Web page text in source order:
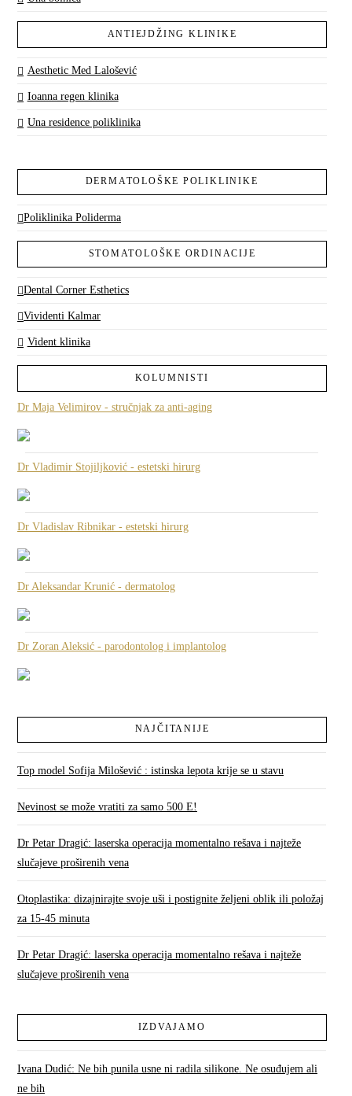
ANTIEJDŽING KLINIKE
Aesthetic Med Lalošević
Ioanna regen klinika
Una residence poliklinika
DERMATOLOŠKE POLIKLINIKE
Poliklinika Poliderma
STOMATOLOŠKE ORDINACIJE
Dental Corner Esthetics
Vividenti Kalmar
Vident klinika
KOLUMNISTI
Dr Maja Velimirov - stručnjak za anti-aging
Dr Vladimir Stojiljković - estetski hirurg
Dr Vladislav Ribnikar - estetski hirurg
Dr Aleksandar Krunić - dermatolog
Dr Zoran Aleksić - parodontolog i implantolog
NAJČITANIJE
Top model Sofija Milošević : istinska lepota krije se u stavu
Nevinost se može vratiti za samo 500 E!
Dr Petar Dragić: laserska operacija momentalno rešava i najteže
slučajeve proširenih vena
Otoplastika: dizajnirajte svoje uši i postignite željeni oblik ili položaj
za 15-45 minuta
Dr Petar Dragić: laserska operacija momentalno rešava i najteže
slučajeve proširenih vena
IZDVAJAMO
Ivana Dudić: Ne bih punila usne ni radila silikone. Ne osuđujem ali
ne bih